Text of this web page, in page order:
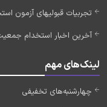
تجربیات قبولیهای آزمون
آخرین اخبار استخدام جمعیت هلال
لینک‌های مهم
چهارشنبه‌های تخفیفی